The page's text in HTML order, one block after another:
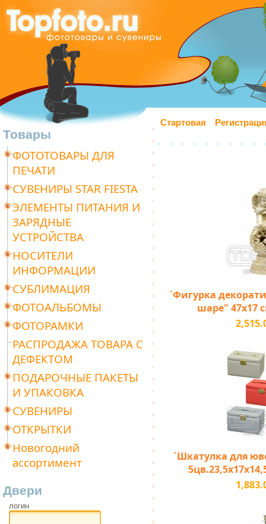
Стартовая
Товары
ФОТОТОВАРЫ ДЛЯ
ПЕЧАТИ
СУВЕНИРЫ STAR FIESTA
ЭЛЕМЕНТЫ ПИТАНИЯ И
ЗАРЯДНЫЕ
УСТРОЙСТВА
НОСИТЕЛИ
ИНФОРМАЦИИ
СУБЛИМАЦИЯ
ФОТОАЛЬБОМЫ
ФОТОРАМКИ
РАСПРОДАЖА ТОВАРА С
ДЕФЕКТОМ
ПОДАРОЧНЫЕ ПАКЕТЫ
И УПАКОВКА
СУВЕНИРЫ
ОТКРЫТКИ
Новогодний
ассортимент
Двери
логин
`Фигурка
шаре" 47х17
`Шкатулка для